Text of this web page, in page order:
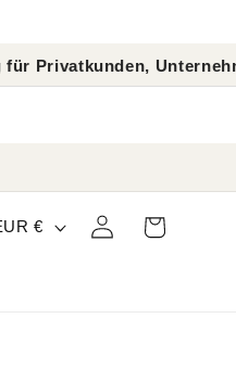
Unternehmen
Deutschland | EUR € EinloggenWarenkorb